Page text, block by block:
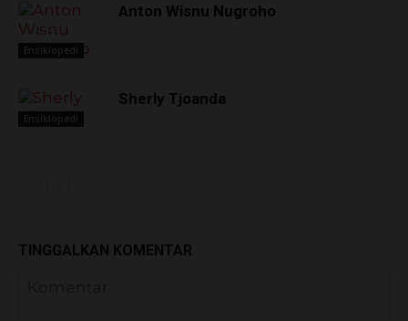
Ensiklopedi
Anton Wisnu Nugroho
Ensiklopedi
Sherly Tjoanda
TINGGALKAN KOMENTAR